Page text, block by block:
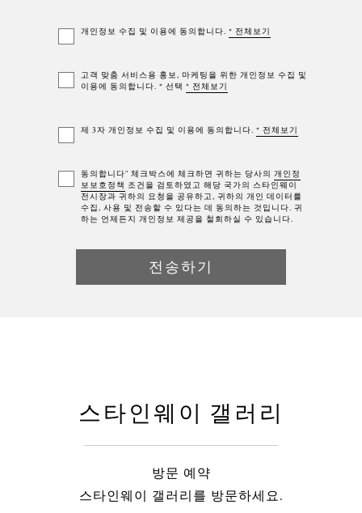
개인정보 수집 및 이용에 동의합니다. * 전체보기
고객 맞춤 서비스용 홍보, 마케팅을 위한 개인정보 수집 및
이용에 동의합니다. * 선택 * 전체보기
제 3자 개인정보 수집 및 이용에 동의합니다. * 전체보기
동의합니다" 체크박스에 체크하면 귀하는 당사의 개인정
보보호정책 조건을 검토하였고 해당 국가의 스타인웨이
전시장과 귀하의 요청을 공유하고, 귀하의 개인 데이터를
수집, 사용 및 전송할 수 있다는 데 동의하는 것입니다. 귀
하는 언제든지 개인정보 제공을 철회하실 수 있습니다.
스타인웨이 갤러리
방문 예약
스타인웨이 갤러리를 방문하세요.